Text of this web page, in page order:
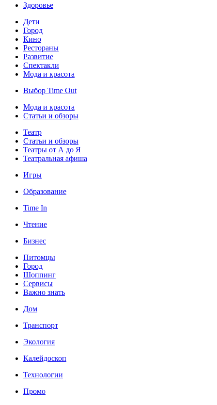
Здоровье
Дети
Город
Кино
Рестораны
Развитие
Спектакли
Мода и красота
Выбор Time Out
Мода и красота
Статьи и обзоры
Театр
Статьи и обзоры
Театры от А до Я
Театральная афиша
Игры
Образование
Time In
Чтение
Бизнес
Питомцы
Город
Шоппинг
Сервисы
Важно знать
Дом
Транспорт
Экология
Калейдоскоп
Технологии
Промо